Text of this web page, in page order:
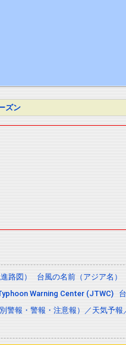
ズン
路図） 台風の名前（アジア名）
Warning Center (JTWC)
警報・警報・注意報）／天気予報